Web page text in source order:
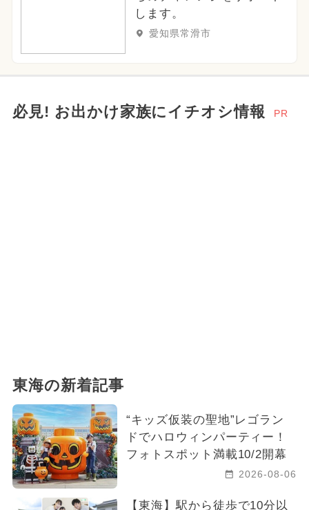
します。
愛知県常滑市
必見! お出かけ家族にイチオシ情報 PR
東海の新着記事
“キッズ仮装の聖地”レゴラン
ドでハロウィンパーティー！
フォトスポット満載10/2開幕
2026-08-06
【東海】駅から徒歩で10分以